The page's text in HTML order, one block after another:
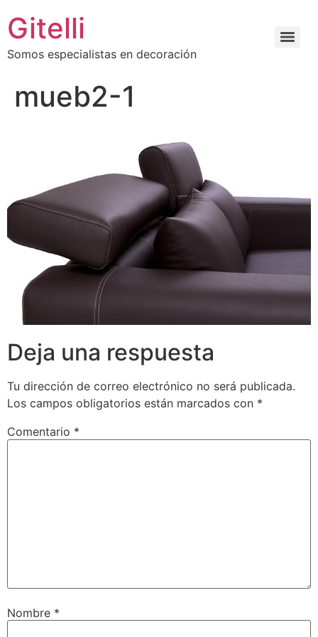
Gitelli
Somos especialistas en decoración
mueb2-1
Deja una respuesta
Tu dirección de correo electrónico no será publicada.
Los campos obligatorios están marcados con *
Comentario *
Nombre *